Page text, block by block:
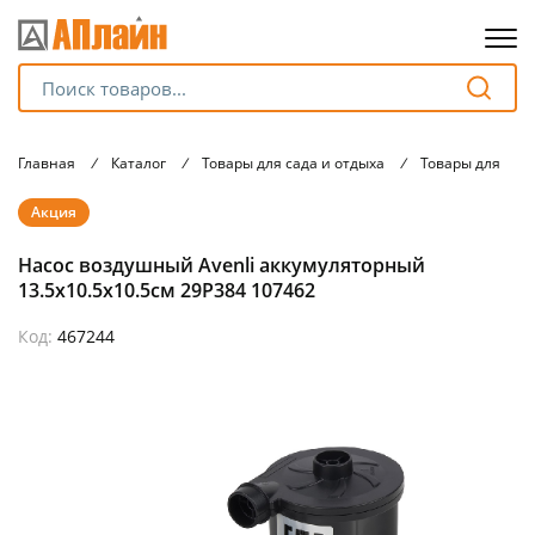
Главная / Каталог / Товары для сада и отдыха / Товары для
Акция
Насос воздушный Avenli аккумуляторный
13.5х10.5х10.5см 29P384 107462
Код: 467244
Разбейте
оплату
без переплат